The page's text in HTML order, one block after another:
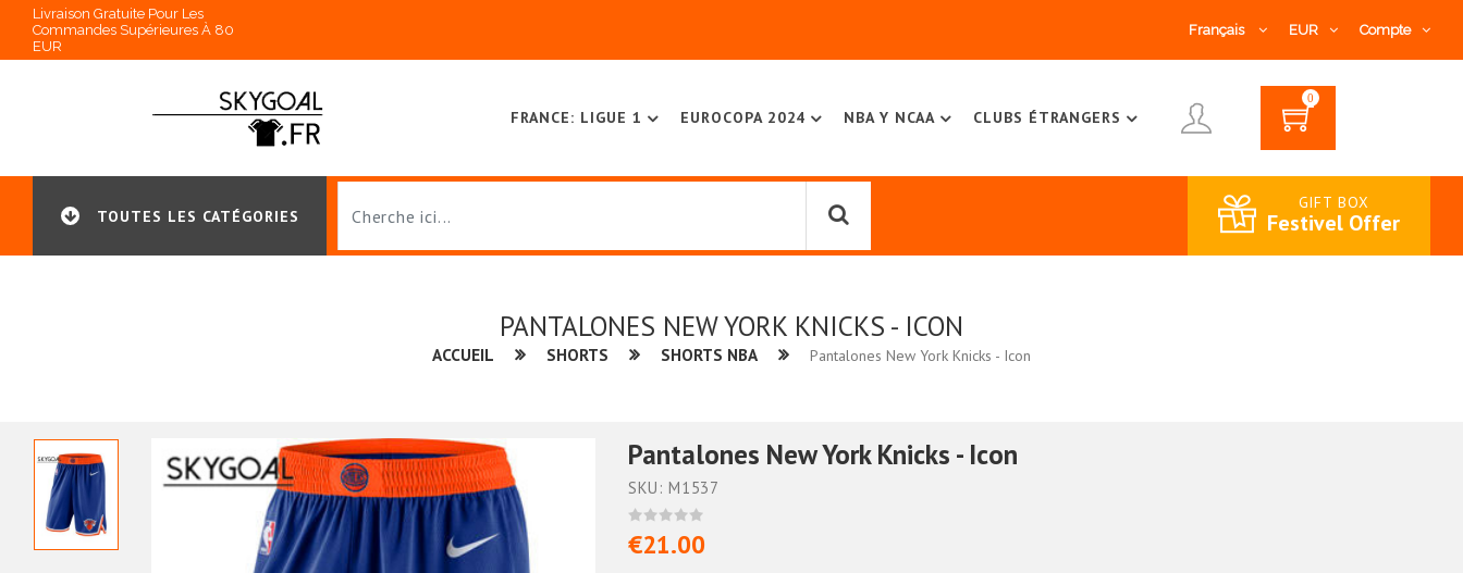
Livraison Gratuite Pour Les
Commandes Supérieures À 80
EUR
Français EUR Compte
FRANCE: LIGUE 1 EUROCOPA 2024 NBA Y NCAA CLUBS ÉTRANGERS
0
TOUTES LES CATÉGORIES
GIFT BOX
Festivel Offer
PANTALONES NEW YORK KNICKS - ICON
ACCUEIL SHORTS SHORTS NBA Pantalones New York Knicks - Icon
Pantalones New York Knicks - Icon
SKU: M1537
€21.00